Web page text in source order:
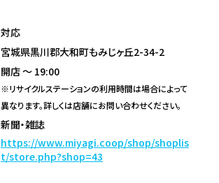
対応
宮城県黒川郡大和町もみじヶ丘2-34-2
開店 ～ 19:00
※リサイクルステーションの利用時間は場合によって
異なります。詳しくは店舗にお問い合わせください。
新聞・雑誌
https://www.miyagi.coop/shop/shoplis
t/store.php?shop=43